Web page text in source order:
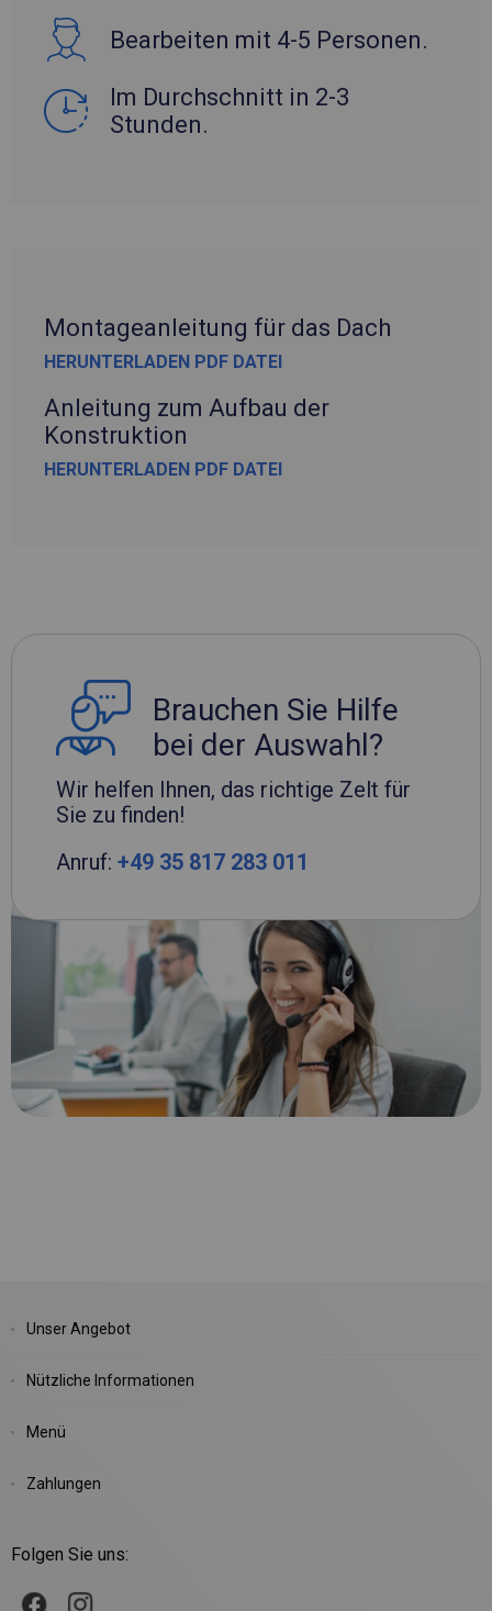
Bearbeiten mit 4-5 Personen.
Im Durchschnitt in 2-3
Stunden.
Montageanleitung für das Dach
HERUNTERLADEN PDF DATEI
Anleitung zum Aufbau der
Konstruktion
HERUNTERLADEN PDF DATEI
Brauchen Sie Hilfe
bei der Auswahl?
Wir helfen Ihnen, das richtige Zelt für
Sie zu finden!
Anruf: +49 35 817 283 011
Unser Angebot
Nützliche Informationen
Menü
Zahlungen
Folgen Sie uns: